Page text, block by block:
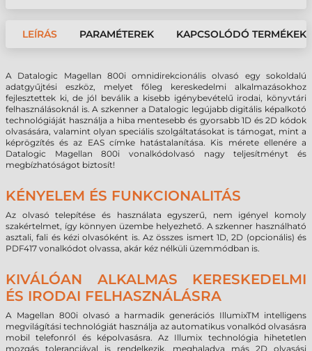
LEÍRÁS PARAMÉTEREK KAPCSOLÓDÓ TERMÉKEK
A Datalogic Magellan 800i omnidirekcionális olvasó egy sokoldalú
adatgyűjtési eszköz, melyet főleg kereskedelmi alkalmazásokhoz
fejlesztettek ki, de jól beválik a kisebb igénybevételű irodai, könyvtári
felhasználásoknál is. A szkenner a Datalogic legújabb digitális képalkotó
technológiáját használja a hiba mentesebb és gyorsabb 1D és 2D kódok
olvasására, valamint olyan speciális szolgáltatásokat is támogat, mint a
képrögzítés és az EAS címke hatástalanítása. Kis mérete ellenére a
Datalogic Magellan 800i vonalkódolvasó nagy teljesítményt és
megbízhatóságot biztosít!
KÉNYELEM ÉS FUNKCIONALITÁS
Az olvasó telepítése és használata egyszerű, nem igényel komoly
szakértelmet, így könnyen üzembe helyezhető. A szkenner használható
asztali, fali és kézi olvasóként is. Az összes ismert 1D, 2D (opcionális) és
PDF417 vonalkódot olvassa, akár kéz nélküli üzemmódban is.
KIVÁLÓAN ALKALMAS KERESKEDELMI
ÉS IRODAI FELHASZNÁLÁSRA
A Magellan 800i olvasó a harmadik generációs IllumixTM intelligens
megvilágítási technológiát használja az automatikus vonalkód olvasásra
mobil telefonról és képolvasásra. Az Illumix technológia hihetetlen
mozgás toleranciával is rendelkezik, meghaladva más 2D olvasási